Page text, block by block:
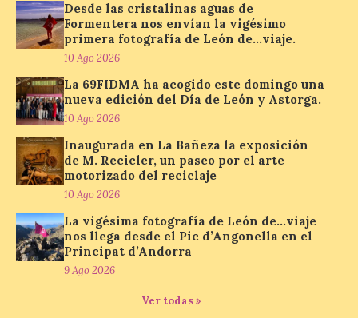
La Térmica Cultural
albergará hasta el 10 de
enero de 2027 la muestra
‘Eduardo Chillida. Pensar
con las manos’, formada
por 125 piezas de una de las figuras
esenciales del arte contemporáneo.
Hierro, vacío y memoria industrial
marcan esta exposición […]
Protección Civil activa la
fase de Preemergencia en
Situación Operativa 1 del
Plan Estatal General de
Emergencias ante los
riesgos potenciales
asociados al eclipse
Desde las cristalinas aguas de
Formentera nos envían la vigésimo
primera fotografía de León de…viaje.
10 Ago 2026
La 69FIDMA ha acogido este domingo una
nueva edición del Día de León y Astorga.
10 Ago 2026
Inaugurada en La Bañeza la exposición
de M. Recicler, un paseo por el arte
motorizado del reciclaje
10 Ago 2026
La vigésima fotografía de León de…viaje
nos llega desde el Pic d’Angonella en el
Principat d’Andorra
9 Ago 2026
Ver todas »